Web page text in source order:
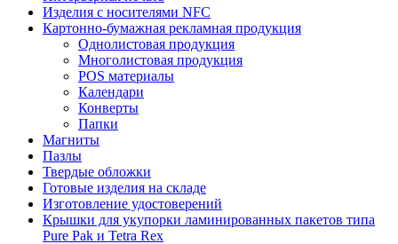
Изделия с носителями NFC
Картонно-бумажная рекламная продукция
Однолистовая продукция
Многолистовая продукция
POS материалы
Календари
Конверты
Папки
Магниты
Пазлы
Твердые обложки
Готовые изделия на складе
Изготовление удостоверений
Крышки для укупорки ламинированных пакетов типа
Pure Pak и Tetra Rex